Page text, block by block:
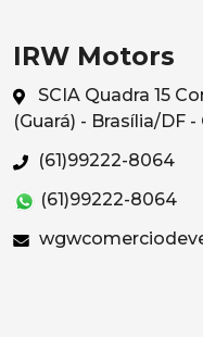
IRW Motors
SCIA Quadra 15
(Guará) - Brasília/DF -
(61)99222-8064
(61)99222-8064